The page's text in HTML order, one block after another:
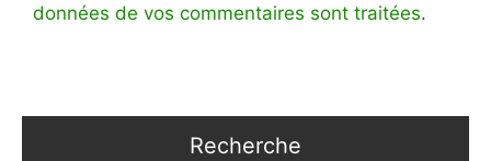
données de vos commentaires sont traitées.
Recherche